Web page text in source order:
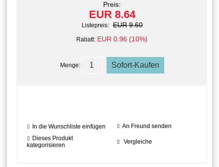
Preis:
EUR 8.64
Listepreis: EUR 9.60
Rabatt: EUR 0.96 (10%)
Menge:
In die Wunschliste einfügen
An Freund senden
Dieses Produkt
kategorisieren
Vergleiche